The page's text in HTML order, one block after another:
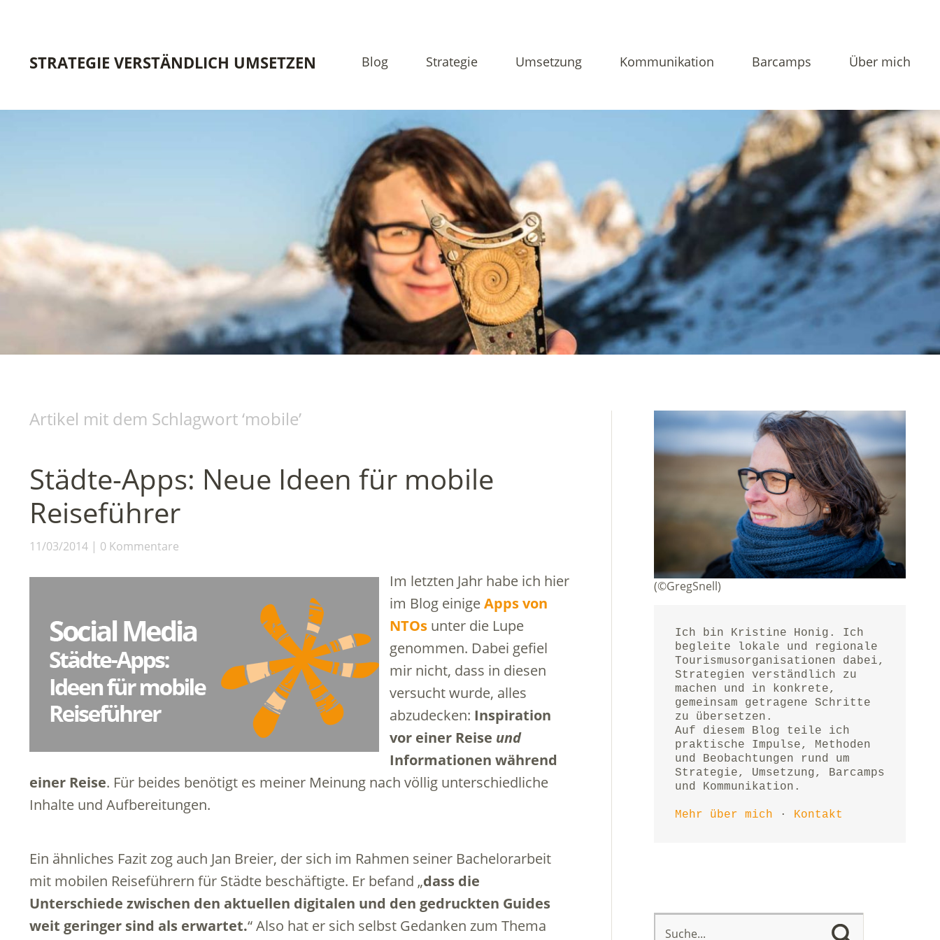
STRATEGIE VERSTÄNDLICH UMSETZEN Blog Strategie Umsetzung Kommunikation Barcamps Über mich
Artikel mit dem Schlagwort ‘mobile’
Städte-Apps: Neue Ideen für mobile
Reiseführer
11/03/2014 0 Kommentare
Im letzten Jahr habe ich hier
im Blog einigeApps von
NTOs unter die Lupe
genommen. Dabei gefiel
mir nicht, dass in diesen
versucht wurde, alles
abzudecken: Inspiration
vor einer Reise und
Informationen während
einer Reise. Für beides benötigt es meiner Meinung nach völlig unterschiedliche
Inhalte und Aufbereitungen.
Ein ähnliches Fazit zog auch Jan Breier, der sich im Rahmen seiner Bachelorarbeit
mit mobilen Reiseführern für Städte beschäftigte. Er befand „dass die
Unterschiede zwischen den aktuellen digitalen und den gedruckten Guides
weit geringer sind als erwartet.“ Also hat er sich selbst Gedanken zum Thema
(©GregSnell)
Ich bin Kristine Honig. Ich
begleite lokale und regionale
Tourismusorganisationen dabei,
Strategien verständlich zu
machen und in konkrete,
gemeinsam getragene Schritte
zu übersetzen.
Auf diesem Blog teile ich
praktische Impulse, Methoden
und Beobachtungen rund um
Strategie, Umsetzung, Barcamps
und Kommunikation.
Mehr über mich · Kontakt